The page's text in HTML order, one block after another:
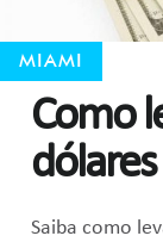
MIAMI
Como
Saiba como